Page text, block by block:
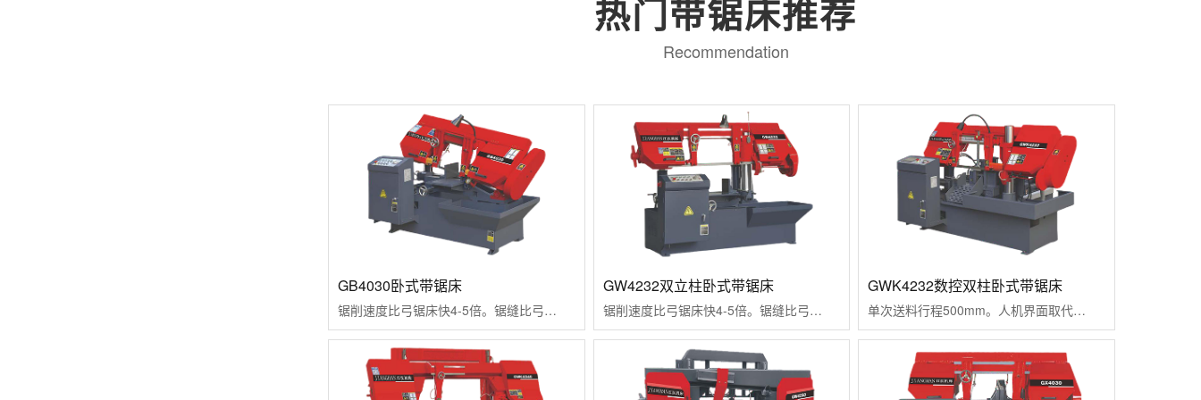
热门带锯床推荐
Recommendation
GB4030卧式带锯床
锯削速度比弓锯床快4-5倍。锯缝比弓锯床...
GW4232双立柱卧式带锯床
锯削速度比弓锯床快4-5倍。锯缝比弓锯床...
GWK4232数控双柱卧式带锯床
单次送料行程500mm。人机界面取代传统...